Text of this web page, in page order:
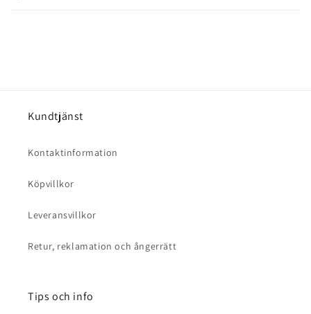
Kundtjänst
Kontaktinformation
Köpvillkor
Leveransvillkor
Retur, reklamation och ångerrätt
Tips och info